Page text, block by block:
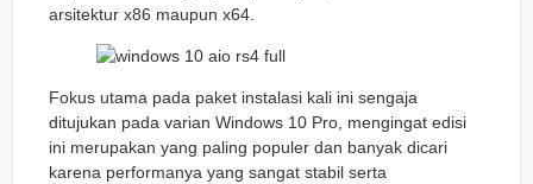
arsitektur x86 maupun x64.
Fokus utama pada paket instalasi kali ini sengaja
ditujukan pada varian Windows 10 Pro, mengingat edisi
ini merupakan yang paling populer dan banyak dicari
karena performanya yang sangat stabil serta